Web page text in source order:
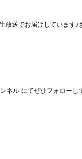
送でお届けしています♪
ネル にてぜひフォローし